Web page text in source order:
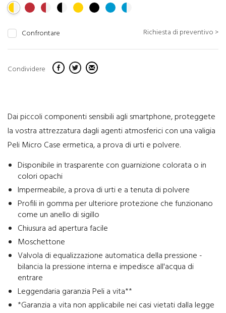
Confrontare Richiesta di preventivo >
Condividere
Dai piccoli componenti sensibili agli smartphone, proteggete
la vostra attrezzatura dagli agenti atmosferici con una valigia
Peli Micro Case ermetica, a prova di urti e polvere.
Disponibile in trasparente con guarnizione colorata o in
colori opachi
Impermeabile, a prova di urti e a tenuta di polvere
Profili in gomma per ulteriore protezione che funzionano
come un anello di sigillo
Chiusura ad apertura facile
Moschettone
Valvola di equalizzazione automatica della pressione -
bilancia la pressione interna e impedisce all'acqua di
entrare
Leggendaria garanzia Peli a vita**
*Garanzia a vita non applicabile nei casi vietati dalla legge